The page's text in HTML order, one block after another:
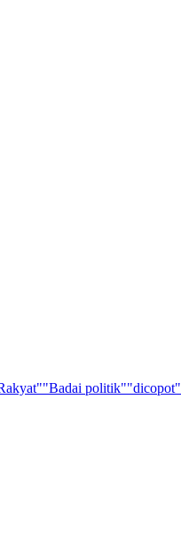
"Badai politik""dicopot"